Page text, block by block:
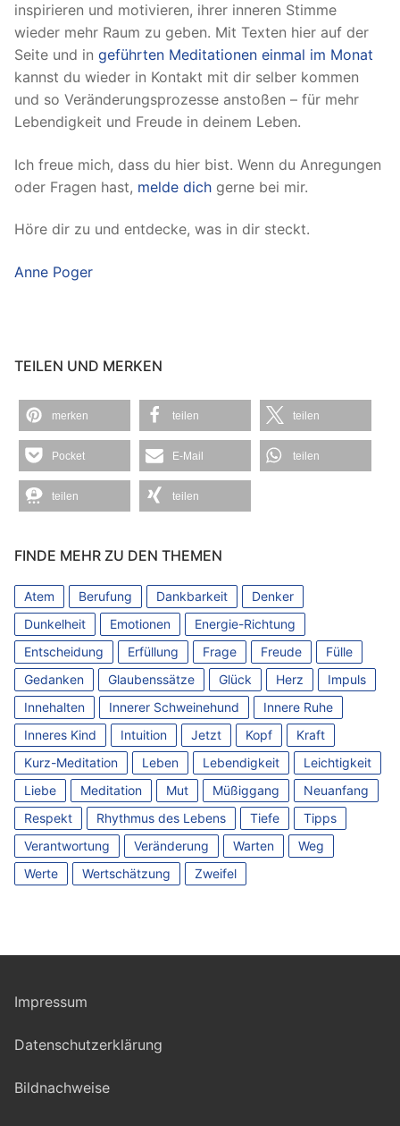
inspirieren und motivieren, ihrer inneren Stimme
wieder mehr Raum zu geben. Mit Texten hier auf der
Seite und in geführten Meditationen einmal im Monat
kannst du wieder in Kontakt mit dir selber kommen
und so Veränderungsprozesse anstoßen – für mehr
Lebendigkeit und Freude in deinem Leben.
Ich freue mich, dass du hier bist. Wenn du Anregungen
oder Fragen hast, melde dich gerne bei mir.
Höre dir zu und entdecke, was in dir steckt.
Anne Poger
TEILEN UND MERKEN
merken teilen teilen
Pocket E-Mail teilen
teilen teilen
FINDE MEHR ZU DEN THEMEN
Atem Berufung Dankbarkeit
Denker
Dunkelheit
Emotionen
Energie-Richtung
Entscheidung
Erfüllung Frage Freude
Fülle
Gedanken
Glaubenssätze Glück Herz
Impuls
Innehalten
Innerer Schweinehund
Innere Ruhe
Inneres Kind
Intuition Jetzt Kopf
Kraft
Kurz-Meditation
Leben Lebendigkeit
Leichtigkeit
Liebe
Meditation Mut Müßiggang
Neuanfang
Respekt
Rhythmus des Lebens Tiefe
Tipps
Verantwortung
Veränderung Warten
Weg
Werte
Wertschätzung Zweifel
Impressum
Datenschutzerklärung
Bildnachweise